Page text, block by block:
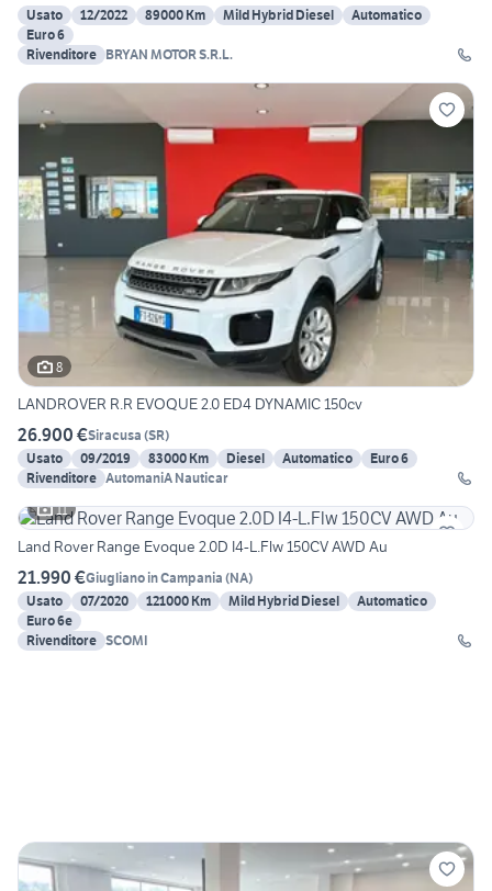
Usato 12/2022 89000 Km Mild Hybrid Diesel
Automatico
Euro 6
Rivenditore BRYAN MOTOR S.R.L.
8
LANDROVER R.R EVOQUE 2.0 ED4 DYNAMIC 150cv
26.900 €Siracusa (SR)
Usato
09/2019 83000 Km Diesel Automatico
Euro 6
Rivenditore AutomaniA Nauticar
11
Land Rover Range Evoque 2.0D I4-L.Flw 150CV AWD Au
21.990 €Giugliano in Campania (NA)
Usato
07/2020 121000 Km Mild Hybrid Diesel
Automatico
Euro 6e
Rivenditore SCOMI